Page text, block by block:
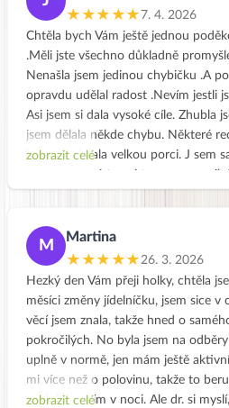
Vašich stránkách jsou recepty
v nich rychle orientovat.Také
zopakovat.Stránky jsou skvělé a za
něco nového.Děkuji za Vaši
jídelníčku.Jiřina Hlisníková
★★★★★ 7. 4. 2026
Chtěla bych Vám ještě jednou
.Měli jste všechno důkladně
Nenašla jsem jedinou chybičku .A
opravdu udělal radost .Nevím jestli
Asi jsem si dala vysoké cíle. Zhubla
jsem dělala někde chybu. Některé
jsem si asi dala velkou porci. J sem
kamarádka mi řekla že jsem nějaká
když to tak čtu tak přece jsem
radovat .Ale budu pokračovat dál v
problémů mám ještě dost a hlavně
nadváhou. .Evi jak Tobě to dlouho
nemocí.? Jinak jsem ráda ,že jsem
kurzu.Ted už vím jak na to.Ale
moc pomalu .Jinak vám přeji moc
práci.
zobrazit celé
M
Martina
★★★★★26. 3. 2026
Hezký den Vám přeji holky, chtěla
měsíci změny jídelníčku, jsem sice v
věcí jsem znala, takže hned o
pokročilých. No byla jsem na
uplně v normě, jen mám ještě
mi více než o polovinu, takže to
se dobře, spím v noci. Ale dr. si
zobrazit celé